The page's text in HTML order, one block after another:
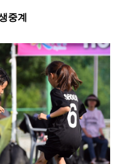
중계